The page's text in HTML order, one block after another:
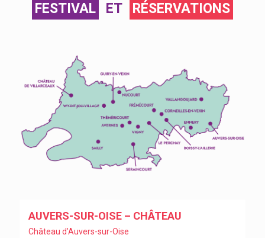
FESTIVAL
ET RÉSERVATIONS
AUVERS-SUR-OISE – CHÂTEAU
Château d’Auvers-sur-Oise